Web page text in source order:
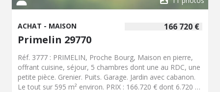
166 720 €
ACHAT - MAISON
Primelin 29770
Réf. 3777 : PRIMELIN, Proche Bourg, Maison en pierre,
offrant cuisine, séjour, 5 chambres dont une au RDC, une
petite pièce. Grenier. Puits. Garage. Jardin avec cabanon.
Le tout sur 595 m² environ. PRIX : 166.720 € dont 6.720 €